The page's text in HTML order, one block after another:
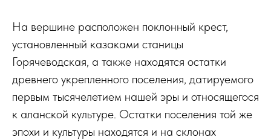
На вершине расположен поклонный крест,
установленный казаками станицы
Горячеводская, а также находятся остатки
древнего укрепленного поселения, датируемого
первым тысячелетием нашей эры и относящегося
к аланской культуре. Остатки поселения той же
эпохи и культуры находятся и на склонах